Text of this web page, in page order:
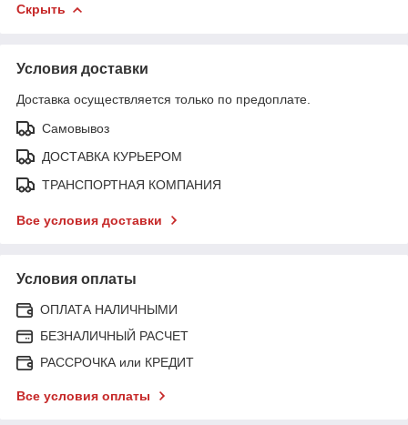
Скрыть
Условия доставки
Доставка осуществляется только по предоплате.
Самовывоз
ДОСТАВКА КУРЬЕРОМ
ТРАНСПОРТНАЯ КОМПАНИЯ
Все условия доставки
Условия оплаты
ОПЛАТА НАЛИЧНЫМИ
БЕЗНАЛИЧНЫЙ РАСЧЕТ
РАССРОЧКА или КРЕДИТ
Все условия оплаты